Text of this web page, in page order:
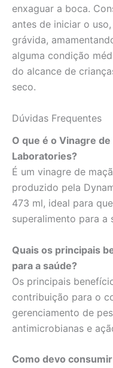
enxaguar a boca.
antes de iniciar o
grávida,
alguma condição
do alcance de
seco.
Dúvidas Frequentes
O que é o Vinagre
Laboratories?
É um vinagre de
produzido pela
473 ml, ideal para
superalimento para a
Quais os principais
para a saúde?
Os principais
contribuição para o
gerenciamento de
antimicrobianas e
Como devo